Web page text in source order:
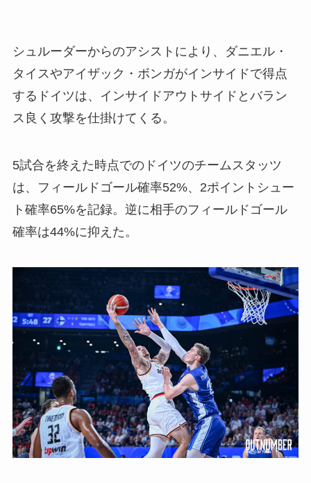
シュルーダーからのアシストにより、ダニエル・
タイスやアイザック・ボンガがインサイドで得点
するドイツは、インサイドアウトサイドとバラン
ス良く攻撃を仕掛けてくる。
5試合を終えた時点でのドイツのチームスタッツ
は、フィールドゴール確率52%、2ポイントシュー
ト確率65%を記録。逆に相手のフィールドゴール
確率は44%に抑えた。